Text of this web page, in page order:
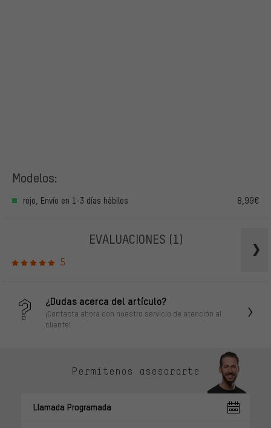
Modelos:
rojo, Envío en 1-3 días hábiles 8,99€
EVALUACIONES (1)
5
¿Dudas acerca del artículo?
¡Contacta ahora con nuestro servicio de atención al
cliente!
Permítenos asesorarte
Llamada Programada